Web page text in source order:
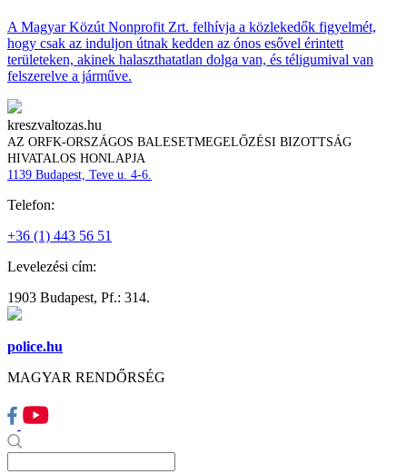
A Magyar Közút Nonprofit Zrt. felhívja a közlekedők figyelmét,
hogy csak az induljon útnak kedden az ónos esővel érintett
területeken, akinek halaszthatatlan dolga van, és téligumival van
felszerelve a járműve.
kreszvaltozas.hu
AZ ORFK-ORSZÁGOS BALESETMEGELŐZÉSI BIZOTTSÁG
HIVATALOS HONLAPJA
1139 Budapest, Teve u. 4-6.
Telefon:
+36 (1) 443 56 51
Levelezési cím:
1903 Budapest, Pf.: 314.
police.hu
MAGYAR RENDŐRSÉG